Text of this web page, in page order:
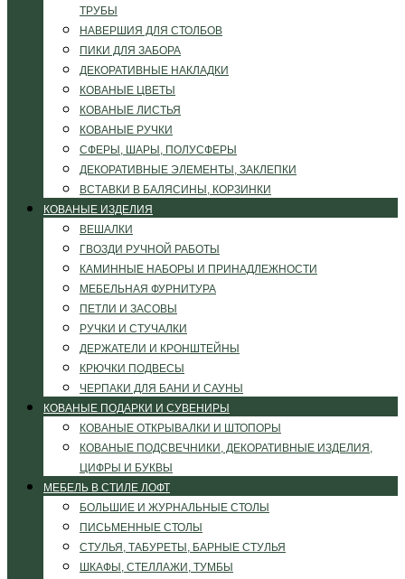
ТРУБЫ
НАВЕРШИЯ ДЛЯ СТОЛБОВ
ПИКИ ДЛЯ ЗАБОРА
ДЕКОРАТИВНЫЕ НАКЛАДКИ
КОВАНЫЕ ЦВЕТЫ
КОВАНЫЕ ЛИСТЬЯ
КОВАНЫЕ РУЧКИ
СФЕРЫ, ШАРЫ, ПОЛУСФЕРЫ
ДЕКОРАТИВНЫЕ ЭЛЕМЕНТЫ, ЗАКЛЕПКИ
ВСТАВКИ В БАЛЯСИНЫ, КОРЗИНКИ
КОВАНЫЕ ИЗДЕЛИЯ
ВЕШАЛКИ
ГВОЗДИ РУЧНОЙ РАБОТЫ
КАМИННЫЕ НАБОРЫ И ПРИНАДЛЕЖНОСТИ
МЕБЕЛЬНАЯ ФУРНИТУРА
ПЕТЛИ И ЗАСОВЫ
РУЧКИ И СТУЧАЛКИ
ДЕРЖАТЕЛИ И КРОНШТЕЙНЫ
КРЮЧКИ ПОДВЕСЫ
ЧЕРПАКИ ДЛЯ БАНИ И САУНЫ
КОВАНЫЕ ПОДАРКИ И СУВЕНИРЫ
КОВАНЫЕ ОТКРЫВАЛКИ И ШТОПОРЫ
КОВАНЫЕ ПОДСВЕЧНИКИ, ДЕКОРАТИВНЫЕ ИЗДЕЛИЯ,
ЦИФРЫ И БУКВЫ
МЕБЕЛЬ В СТИЛЕ ЛОФТ
БОЛЬШИЕ И ЖУРНАЛЬНЫЕ СТОЛЫ
ПИСЬМЕННЫЕ СТОЛЫ
СТУЛЬЯ, ТАБУРЕТЫ, БАРНЫЕ СТУЛЬЯ
ШКАФЫ, СТЕЛЛАЖИ, ТУМБЫ